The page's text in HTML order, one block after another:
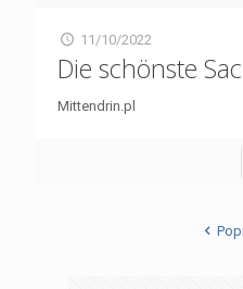
11/10/2022
Die schönste
Mittendrin.pl